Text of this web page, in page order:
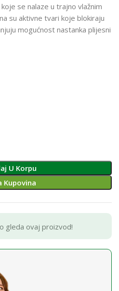
se nalaze u trajno vlažnim
su aktivne tvari koje blokiraju
mogućnost nastanka plijesni
U Korpu
Kupovina
gleda ovaj proizvod!